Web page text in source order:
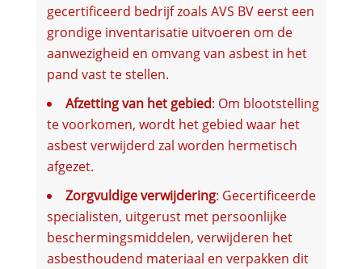
gecertificeerd bedrijf zoals AVS BV eerst een
grondige inventarisatie uitvoeren om de
aanwezigheid en omvang van asbest in het
pand vast te stellen.
Afzetting van het gebied: Om blootstelling
te voorkomen, wordt het gebied waar het
asbest verwijderd zal worden hermetisch
afgezet.
Zorgvuldige verwijdering: Gecertificeerde
specialisten, uitgerust met persoonlijke
beschermingsmiddelen, verwijderen het
asbesthoudend materiaal en verpakken dit